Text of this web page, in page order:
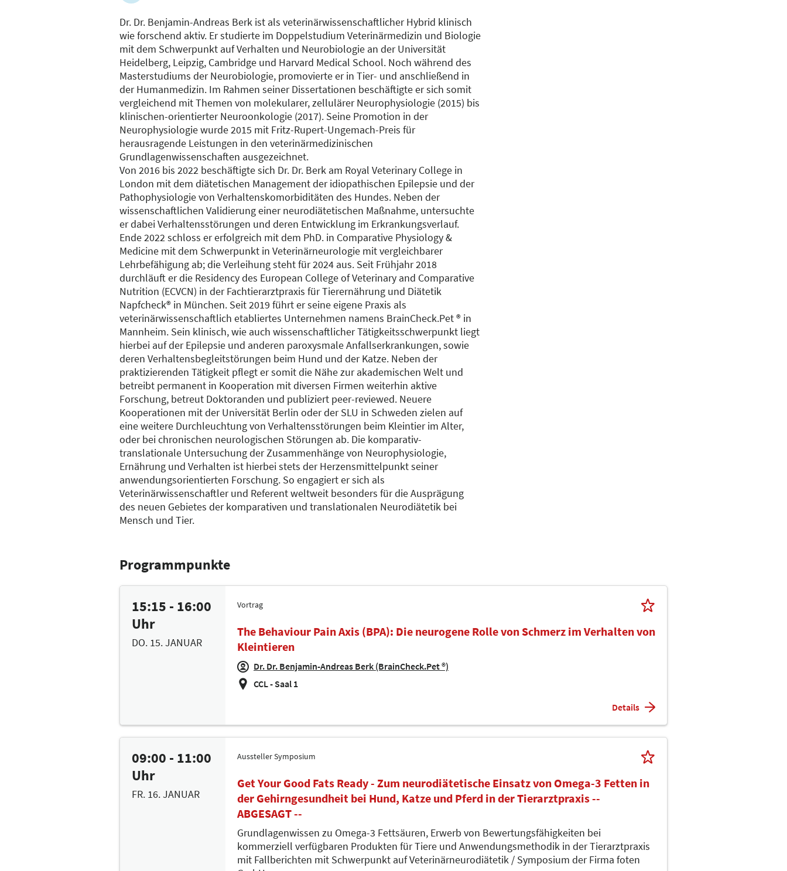
Dr. Dr. Benjamin-Andreas Berk ist als veterinärwissenschaftlicher Hybrid klinisch
wie forschend aktiv. Er studierte im Doppelstudium Veterinärmedizin und Biologie
mit dem Schwerpunkt auf Verhalten und Neurobiologie an der Universität
Heidelberg, Leipzig, Cambridge und Harvard Medical School. Noch während des
Masterstudiums der Neurobiologie, promovierte er in Tier- und anschließend in
der Humanmedizin. Im Rahmen seiner Dissertationen beschäftigte er sich somit
vergleichend mit Themen von molekularer, zellulärer Neurophysiologie (2015) bis
klinischen-orientierter Neuroonkologie (2017). Seine Promotion in der
Neurophysiologie wurde 2015 mit Fritz-Rupert-Ungemach-Preis für
herausragende Leistungen in den veterinärmedizinischen
Grundlagenwissenschaften ausgezeichnet.
Von 2016 bis 2022 beschäftigte sich Dr. Dr. Berk am Royal Veterinary College in
London mit dem diätetischen Management der idiopathischen Epilepsie und der
Pathophysiologie von Verhaltenskomorbiditäten des Hundes. Neben der
wissenschaftlichen Validierung einer neurodiätetischen Maßnahme, untersuchte
er dabei Verhaltensstörungen und deren Entwicklung im Erkrankungsverlauf.
Ende 2022 schloss er erfolgreich mit dem PhD. in Comparative Physiology &
Medicine mit dem Schwerpunkt in Veterinärneurologie mit vergleichbarer
Lehrbefähigung ab; die Verleihung steht für 2024 aus. Seit Frühjahr 2018
durchläuft er die Residency des European College of Veterinary and Comparative
Nutrition (ECVCN) in der Fachtierarztpraxis für Tierernährung und Diätetik
Napfcheck® in München. Seit 2019 führt er seine eigene Praxis als
veterinärwissenschaftlich etabliertes Unternehmen namens BrainCheck.Pet ® in
Mannheim. Sein klinisch, wie auch wissenschaftlicher Tätigkeitsschwerpunkt liegt
hierbei auf der Epilepsie und anderen paroxysmale Anfallserkrankungen, sowie
deren Verhaltensbegleitstörungen beim Hund und der Katze. Neben der
praktizierenden Tätigkeit pflegt er somit die Nähe zur akademischen Welt und
betreibt permanent in Kooperation mit diversen Firmen weiterhin aktive
Forschung, betreut Doktoranden und publiziert peer-reviewed. Neuere
Kooperationen mit der Universität Berlin oder der SLU in Schweden zielen auf
eine weitere Durchleuchtung von Verhaltensstörungen beim Kleintier im Alter,
oder bei chronischen neurologischen Störungen ab. Die komparativ-
translationale Untersuchung der Zusammenhänge von Neurophysiologie,
Ernährung und Verhalten ist hierbei stets der Herzensmittelpunkt seiner
anwendungsorientierten Forschung. So engagiert er sich als
Veterinärwissenschaftler und Referent weltweit besonders für die Ausprägung
des neuen Gebietes der komparativen und translationalen Neurodiätetik bei
Mensch und Tier.
Programmpunkte
15:15 - 16:00
Uhr
DO. 15. JANUAR
Vortrag
The Behaviour Pain Axis (BPA): Die neurogene Rolle von Schmerz im Verhalten von
Kleintieren
Dr. Dr. Benjamin-Andreas Berk (BrainCheck.Pet ®)
CCL - Saal 1
Details
09:00 - 11:00
Uhr
FR. 16. JANUAR
Aussteller Symposium
Get Your Good Fats Ready - Zum neurodiätetische Einsatz von Omega-3 Fetten in
der Gehirngesundheit bei Hund, Katze und Pferd in der Tierarztpraxis --
ABGESAGT --
Grundlagenwissen zu Omega-3 Fettsäuren, Erwerb von Bewertungsfähigkeiten bei
kommerziell verfügbaren Produkten für Tiere und Anwendungsmethodik in der Tierarztpraxis
mit Fallberichten mit Schwerpunkt auf Veterinärneurodiätetik / Symposium der Firma foten